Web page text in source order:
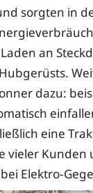
sorgten in
an
dazu:
eine
vieler
Elektro-